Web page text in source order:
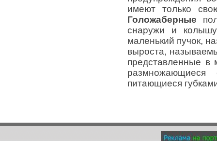
имеют только
Голожаберные
снаружи и
маленький пучок,
выроста,
представленные
размножающиеся
питающиеся